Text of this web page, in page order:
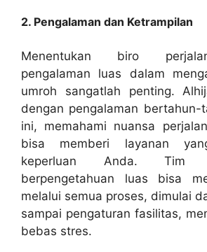
2. Pengalaman dan Ketrampilan
Menentukan biro
pengalaman luas dalam
umroh sangatlah penting.
dengan pengalaman bertahun-
ini, memahami nuansa
bisa memberi layanan
keperluan Anda. Tim
berpengetahuan luas bisa
melalui semua proses, dimulai
sampai pengaturan fasilitas,
bebas stres.